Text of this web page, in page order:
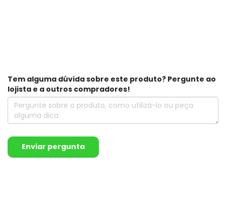
Tem alguma dúvida sobre este produto? Pergunte ao
lojista e a outros compradores!
Enviar pergunta